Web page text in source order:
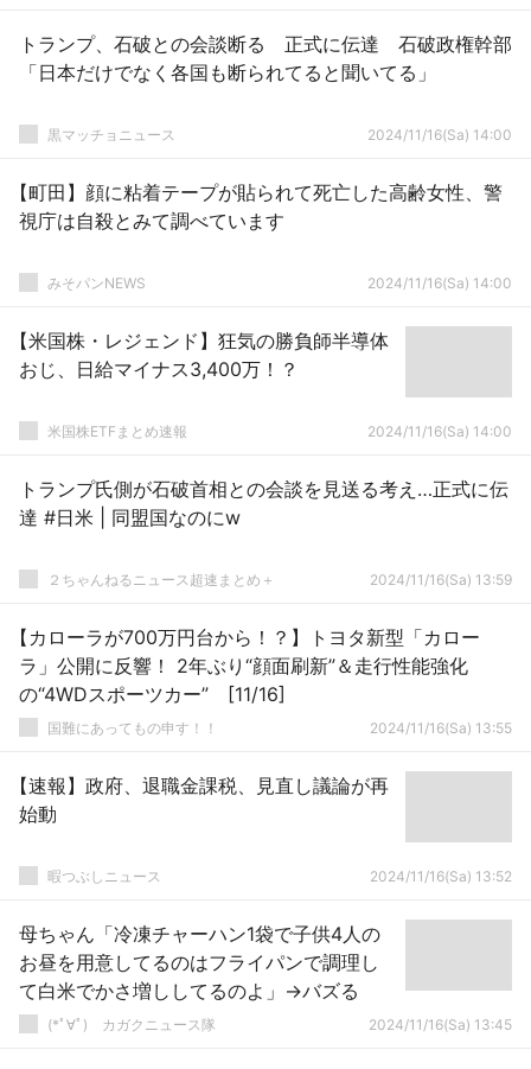
トランプ、石破との会談断る 正式に伝達 石破政権幹部
「日本だけでなく各国も断られてると聞いてる」
黒マッチョニュース 2024/11/16(Sa) 14:00
【町田】顔に粘着テープが貼られて死亡した高齢女性、警
視庁は自殺とみて調べています
みそパンNEWS 2024/11/16(Sa) 14:00
【米国株・レジェンド】狂気の勝負師半導体
おじ、日給マイナス3,400万！？
米国株ETFまとめ速報 2024/11/16(Sa) 14:00
トランプ氏側が石破首相との会談を見送る考え…正式に伝
達 #日米 | 同盟国なのにw
２ちゃんねるニュース超速まとめ＋ 2024/11/16(Sa) 13:59
【カローラが700万円台から！？】トヨタ新型「カロー
ラ」公開に反響！ 2年ぶり“顔面刷新”＆走行性能強化
の“4WDスポーツカー” [11/16]
国難にあってもの申す！！ 2024/11/16(Sa) 13:55
【速報】政府、退職金課税、見直し議論が再
始動
暇つぶしニュース 2024/11/16(Sa) 13:52
母ちゃん「冷凍チャーハン1袋で子供4人の
お昼を用意してるのはフライパンで調理し
て白米でかさ増ししてるのよ」→バズる
(*ﾟ∀ﾟ)ゞカガクニュース隊 2024/11/16(Sa) 13:45